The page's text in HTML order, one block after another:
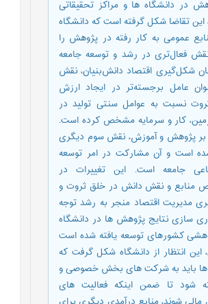
در دانشگاه ها و مراکز تحقیقاتی
این تقاضا شکل گرفته است که دانشگاه
عمومی به کار رفته در پژوهش را
فعال‌تری در رشد و توسعه جامعه
شکل‌گیری اقتصاد دانش‌بنیان، نقش
عامل برجسته‌تر در ایجاد ارزش
نسبت به عوامل سنتی تولید در
کار و سرمایه مشخص کرده است.
بر پژوهش و آموزش، نقش سوم دیگری
است و آن مشارکت در امر توسعه
جامعه است. این تغییرات در
منابع و نقش دانش در خلق ثروت و
مدیریت اقتصاد منجر به رشد توجه
سازی نتایج پژوهش ها در دانشگاه
کشورهای توسعه یافته شده است
این انتظار از دانشگاه شکل گرفت که
باید به شرکت های بخش خصوصی و
شود تا ضمن اینکه فعالیت های